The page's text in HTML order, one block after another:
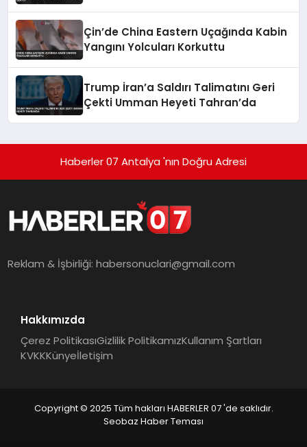
Çin’de China Eastern Uçağında Kabin
Yangını Yolcuları Korkuttu
Trump İran’a Saldırı Talimatını Geri
Çekti Umman Heyeti Tahran’da
Haberler 07 Antalya 'nın Doğru Adresi
Reklam & İşbirliği:habersonuclari@gmail.com
Hakkımızda
Çerez PolitikasıGizlilik PolitikamızKullanım Şartları
KVKKKünyeİletişim
Copyright © 2025 Tüm hakları HABERLER 07 'de saklıdır.
Seobaz Haber Teması